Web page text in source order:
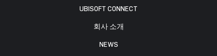
UBISOFT CONNECT
회사 소개
NEWS